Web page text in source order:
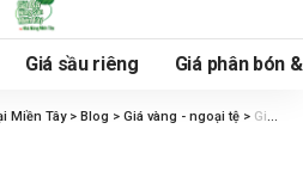
Giá sầu riêng Giá phân bón
Miền Tây> Blog > Giá vàng - ngoại tệ > Giá dầu thế giới tuần này sẽ tăng hay giảm?